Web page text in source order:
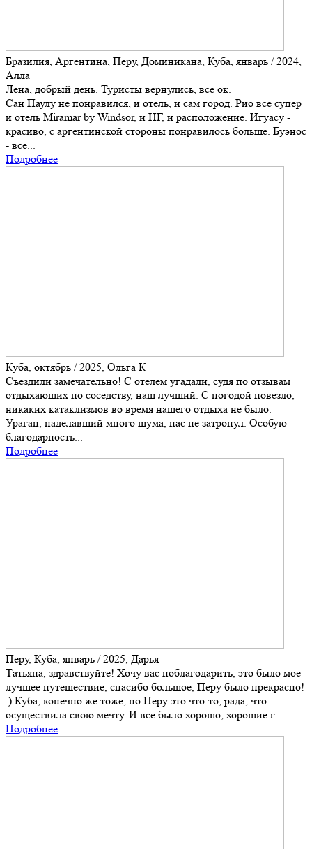
Бразилия, Аргентина, Перу, Доминикана, Куба, январь / 2024,
Алла
Лена, добрый день. Туристы вернулись, все ок.
Сан Паулу не понравился, и отель, и сам город. Рио все супер
и отель Miramar by Windsor, и НГ, и расположение. Игуасу -
красиво, с аргентинской стороны понравилось больше. Буэнос
- все...
Подробнее
Куба, октябрь / 2025, Ольга К
Съездили замечательно! С отелем угадали, судя по отзывам
отдыхающих по соседству, наш лучший. С погодой повезло,
никаких катаклизмов во время нашего отдыха не было.
Ураган, наделавший много шума, нас не затронул. Особую
благодарность...
Подробнее
Перу, Куба, январь / 2025, Дарья
Татьяна, здравствуйте! Хочу вас поблагодарить, это было мое
лучшее путешествие, спасибо большое, Перу было прекрасно!
:) Куба, конечно же тоже, но Перу это что-то, рада, что
осуществила свою мечту. И все было хорошо, хорошие г...
Подробнее